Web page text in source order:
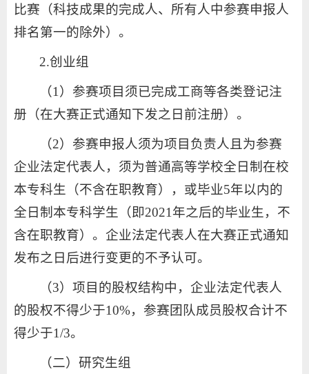
比赛（科技成果的完成人、所有人中参赛申报人
排名第一的除外）。
2.创业组
（1）参赛项目须已完成工商等各类登记注
册（在大赛正式通知下发之日前注册）。
（2）参赛申报人须为项目负责人且为参赛
企业法定代表人，须为普通高等学校全日制在校
本专科生（不含在职教育），或毕业5年以内的
全日制本专科学生（即2021年之后的毕业生，不
含在职教育）。企业法定代表人在大赛正式通知
发布之日后进行变更的不予认可。
（3）项目的股权结构中，企业法定代表人
的股权不得少于10%，参赛团队成员股权合计不
得少于1/3。
（二）研究生组